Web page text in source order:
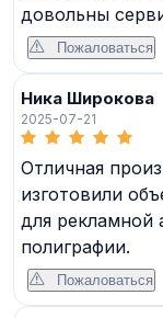
довольны
Пожаловаться
Ника Широкова
2025-07-21
Отличная
изготовили
для рекламной
полиграфии.
Пожаловаться